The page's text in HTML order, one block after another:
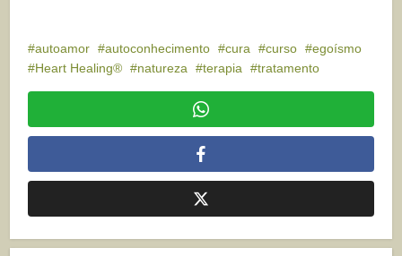
autoamor autoconhecimento cura curso
egoísmo
Heart Healing®
natureza terapia tratamento